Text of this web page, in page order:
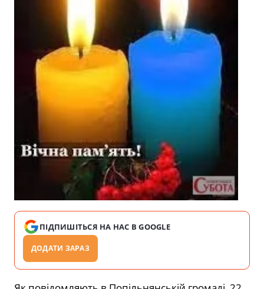
ПІДПИШІТЬСЯ НА НАС В GOOGLE
ДОДАТИ ЗАРАЗ